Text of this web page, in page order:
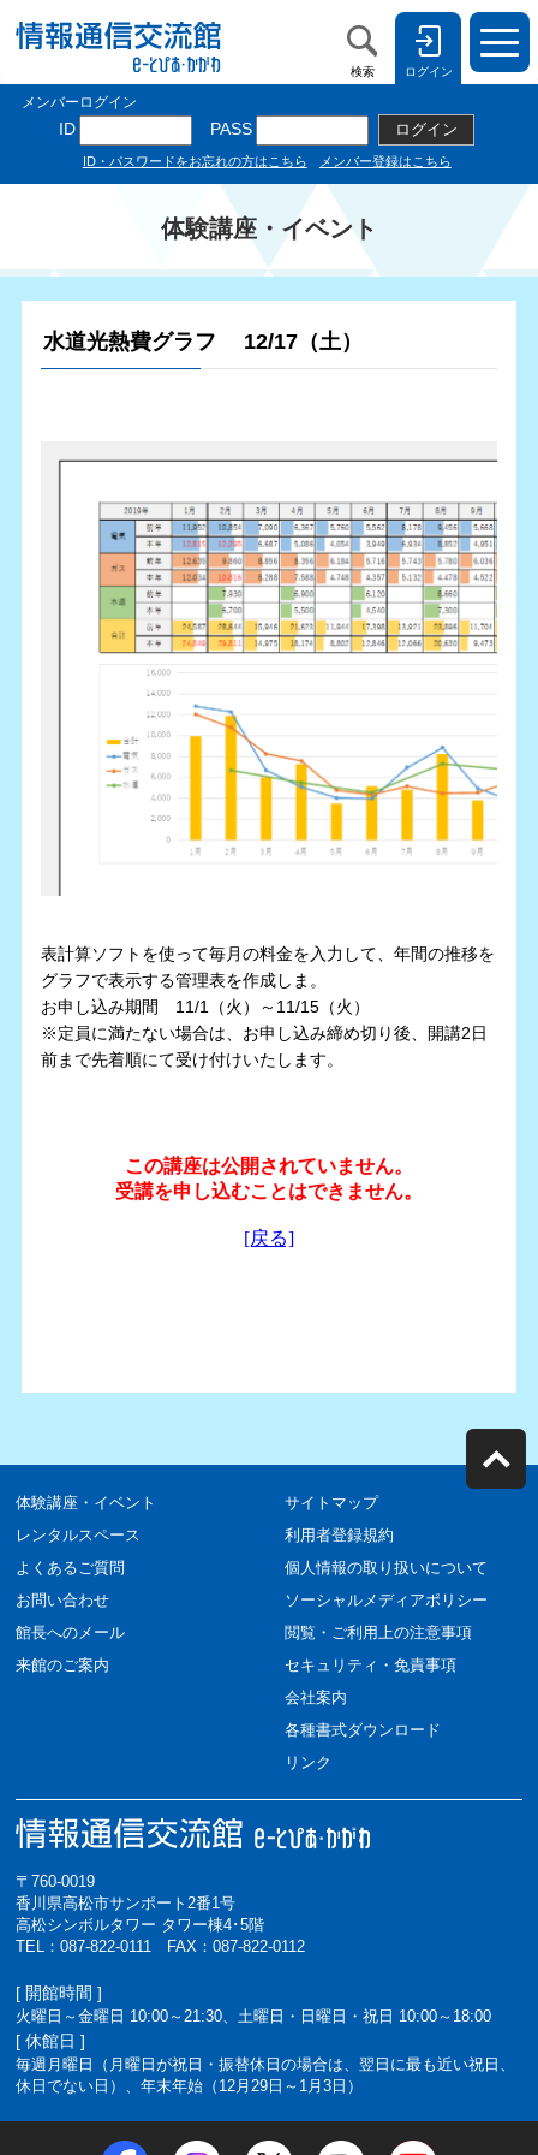
検索 ログイン
体験講座・イベント
水道光熱費グラフ 12/17（土）
表計算ソフトを使って毎月の料金を入力して、年間の推移を
グラフで表示する管理表を作成しま。
お申し込み期間 11/1（火）～11/15（火）
※定員に満たない場合は、お申し込み締め切り後、開講2日
前まで先着順にて受け付けいたします。
体験講座・イベント
レンタルスペース
よくあるご質問
お問い合わせ
館長へのメール
来館のご案内
サイトマップ
利用者登録規約
個人情報の取り扱いについて
ソーシャルメディアポリシー
閲覧・ご利用上の注意事項
セキュリティ・免責事項
会社案内
各種書式ダウンロード
リンク
〒760-0019
香川県高松市サンポート2番1号
高松シンボルタワー タワー棟4･5階
TEL：087-822-0111 FAX：087-822-0112
[ 開館時間 ]
火曜日～金曜日 10:00～21:30、土曜日・日曜日・祝日 10:00～18:00
[ 休館日 ]
毎週月曜日（月曜日が祝日・振替休日の場合は、翌日に最も近い祝日、
休日でない日）、年末年始（12月29日～1月3日）